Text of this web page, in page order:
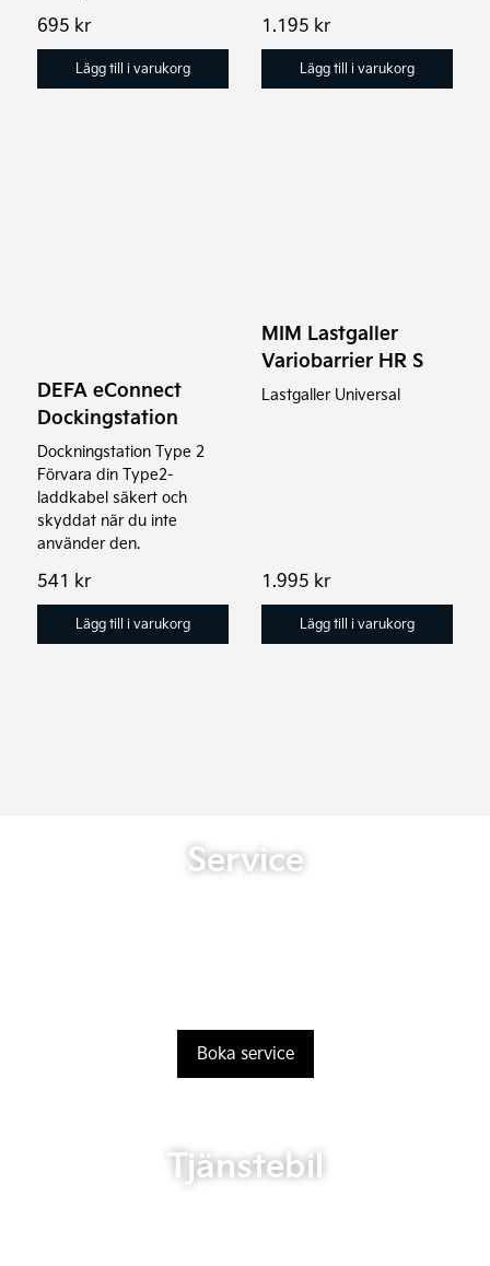
695 kr
Lägg till i varukorg
1.195 kr
Lägg till i varukorg
DEFA eConnect
Dockingstation
Dockningstation Type 2
Förvara din Type2-
laddkabel säkert och
skyddat när du inte
använder den.
541 kr
Lägg till i varukorg
MIM Lastgaller
Variobarrier HR S
Lastgaller Universal
1.995 kr
Lägg till i varukorg
Service
Boka service
Tjänstebil